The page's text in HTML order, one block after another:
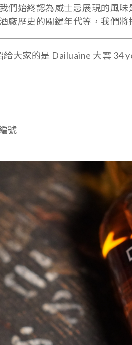
們始終認為威士忌展現的風
廠歷史的關鍵年代等，我們
大家的是 Dailuaine 大雲 34
號